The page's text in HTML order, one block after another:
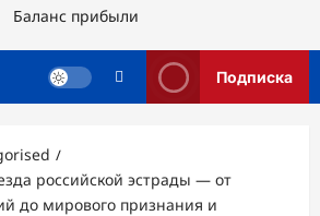
Баланс прибыли
Подписка
российской эстрады — от
до мирового признания и